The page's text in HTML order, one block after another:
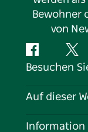
Bewohner
von
Facebook
Besuchen
Kontaktieren
Auf dieser
Reiseziele
Information